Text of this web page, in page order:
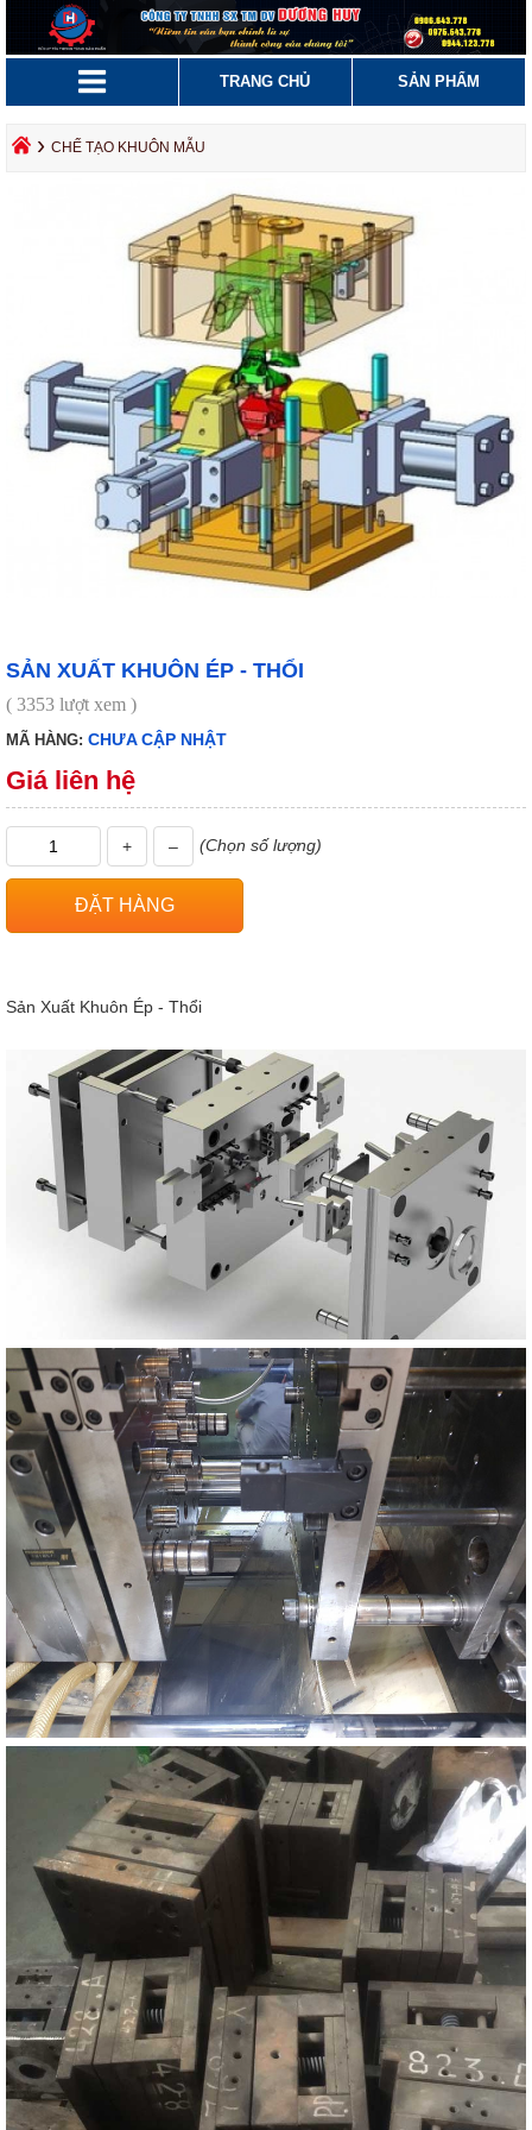
TRANG CHỦ SẢN PHẨM
› CHẾ TẠO KHUÔN MẪU
SẢN XUẤT KHUÔN ÉP - THỔI
( 3353 lượt xem )
MÃ HÀNG: CHƯA CẬP NHẬT
Giá liên hệ
+ – (Chọn số lượng)
Sản Xuất Khuôn Ép - Thổi